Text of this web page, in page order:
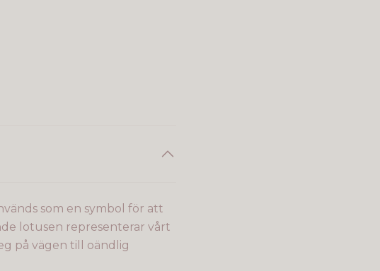
som en symbol för att
lotusen representerar vårt
på vägen till oändlig